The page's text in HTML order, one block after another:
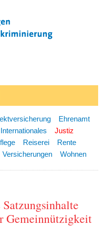
Ehrenamt
Internationales
Justiz
Reiserei
Rente
Versicherungen Wohnen
Gemeinnützigkeit